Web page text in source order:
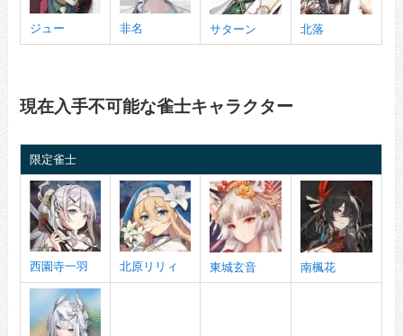
ジュー 非名 サターン 北落
現在入手不可能な雀士キャラクター
限定雀士
西園寺一羽 北原リリィ 東城玄音 南楓花